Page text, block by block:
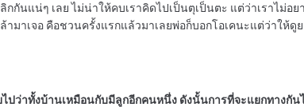
กกันแน่ๆ เลย ไม่น่าให้คบเราคิดไปเป็นตุเป็นตะ แต่ว่าเราไม่
มาเจอ คือชวนครั้งแรกแล้วมาเลยพ่อก็บอกโอเคนะแต่ว่าให้
ว่าทั้งบ้านเหมือนกับมีลูกอีกคนหนึ่ง ดังนั้นการที่จะแยกทางกั